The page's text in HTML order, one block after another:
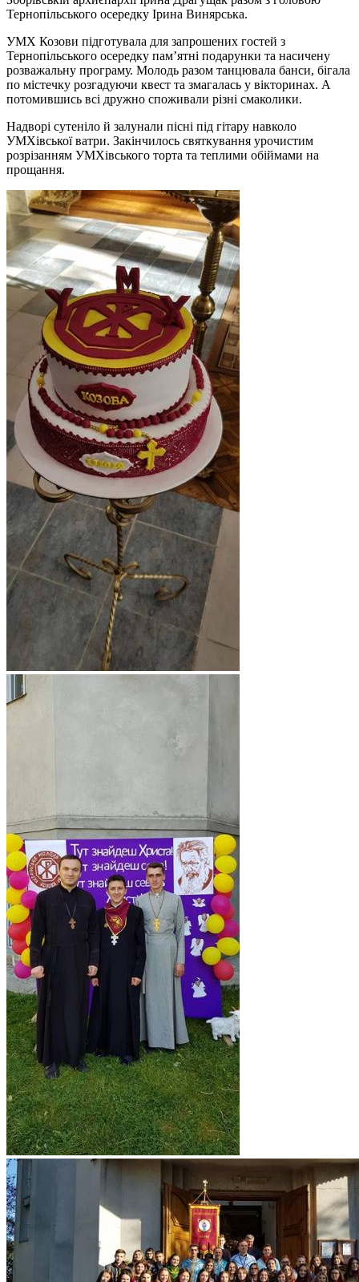
Тернопільського осередку Ірина Винярська.
УМХ Козови підготувала для запрошених гостей з
Тернопільського осередку пам’ятні подарунки та насичену
розважальну програму. Молодь разом танцювала банси, бігала
по містечку розгадуючи квест та змагалась у вікторинах. А
потомившись всі дружно споживали різні смаколики.
Надворі сутеніло й залунали пісні під гітару навколо
УМХівської ватри. Закінчилось святкування урочистим
розрізанням УМХівського торта та теплими обіймами на
прощання.